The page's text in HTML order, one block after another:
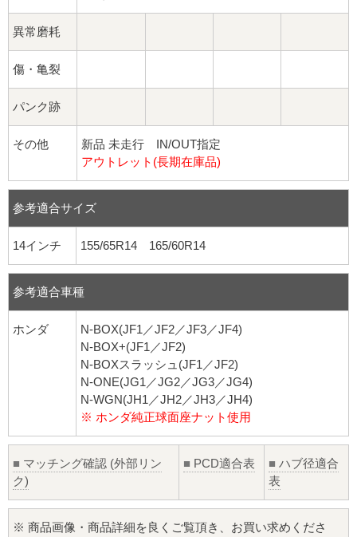
異常磨耗
傷・亀裂
パンク跡
その他
新品 未走行 IN/OUT指定
アウトレット(長期在庫品)
参考適合サイズ
14インチ 155/65R14 165/60R14
参考適合車種
ホンダ
N-BOX(JF1／JF2／JF3／JF4)
N-BOX+(JF1／JF2)
N-BOXスラッシュ(JF1／JF2)
N-ONE(JG1／JG2／JG3／JG4)
N-WGN(JH1／JH2／JH3／JH4)
※ ホンダ純正球面座ナット使用
■ マッチング確認 (外部リン
ク)
■ PCD適合表 ■ ハブ径適合
表
※ 商品画像・商品詳細を良くご覧頂き、お買い求めくださ